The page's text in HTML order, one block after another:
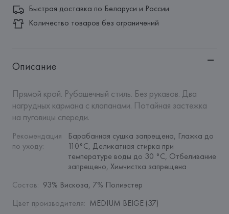
Быстрая доставка по Беларуси и России
Количество товаров без ограничений
Описание
Прямой крой. Рубашечный стиль. Без рукавов. Два
нагрудных кармана с клапанами. Потайная застежка
на пуговицы спереди.
Рекомендация
по уходу:
Барабанная сушка запрещена, Глажка до
110°C, Деликатная стирка при
температуре воды до 30 °C, Отбеливание
запрещено, Химчистка запрещена
Состав: 93% Вискоза, 7% Полиэстер
Цвет производителя: MEDIUM BEIGE (37)